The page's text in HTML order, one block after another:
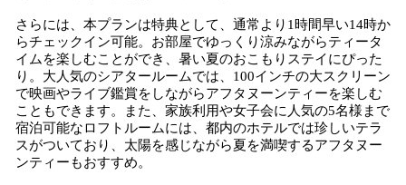
さらには、本プランは特典として、通常より1時間早い14時か
らチェックイン可能。お部屋でゆっくり涼みながらティータ
イムを楽しむことができ、暑い夏のおこもりステイにぴった
り。大人気のシアタールームでは、100インチの大スクリーン
で映画やライブ鑑賞をしながらアフタヌーンティーを楽しむ
こともできます。また、家族利用や女子会に人気の5名様まで
宿泊可能なロフトルームには、都内のホテルでは珍しいテラ
スがついており、太陽を感じながら夏を満喫するアフタヌー
ンティーもおすすめ。